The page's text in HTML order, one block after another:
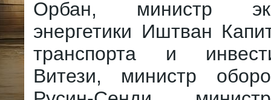
Орбан, министр
энергетики Иштван
транспорта и
Витези, министр